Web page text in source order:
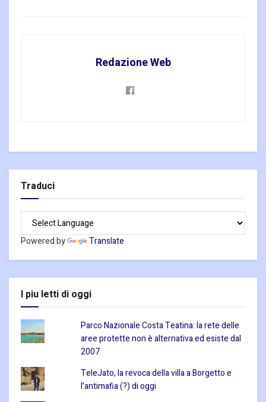
Redazione Web
Traduci
Powered by Translate
I piu letti di oggi
Parco Nazionale Costa Teatina: la rete delle
aree protette non è alternativa ed esiste dal
2007
TeleJato, la revoca della villa a Borgetto e
l’antimafia (?) di oggi